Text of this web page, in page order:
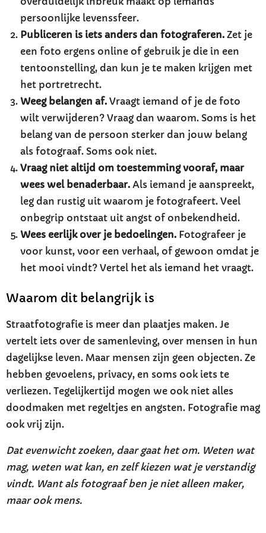
persoonlijke levenssfeer.
Publiceren is iets anders dan fotograferen. Zet je
een foto ergens online of gebruik je die in een
tentoonstelling, dan kun je te maken krijgen met
het portretrecht.
Weeg belangen af. Vraagt iemand of je de foto
wilt verwijderen? Vraag dan waarom. Soms is het
belang van de persoon sterker dan jouw belang
als fotograaf. Soms ook niet.
Vraag niet altijd om toestemming vooraf, maar
wees wel benaderbaar. Als iemand je aanspreekt,
leg dan rustig uit waarom je fotografeert. Veel
onbegrip ontstaat uit angst of onbekendheid.
Wees eerlijk over je bedoelingen. Fotografeer je
voor kunst, voor een verhaal, of gewoon omdat je
het mooi vindt? Vertel het als iemand het vraagt.
Waarom dit belangrijk is
Straatfotografie is meer dan plaatjes maken. Je
vertelt iets over de samenleving, over mensen in hun
dagelijkse leven. Maar mensen zijn geen objecten. Ze
hebben gevoelens, privacy, en soms ook iets te
verliezen. Tegelijkertijd mogen we ook niet alles
doodmaken met regeltjes en angsten. Fotografie mag
ook vrij zijn.
Dat evenwicht zoeken, daar gaat het om. Weten wat
mag, weten wat kan, en zelf kiezen wat je verstandig
vindt. Want als fotograaf ben je niet alleen maker,
maar ook mens.